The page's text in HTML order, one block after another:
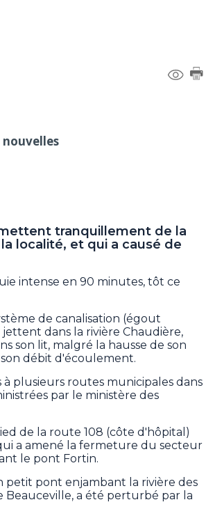
nouvelles
tranquillement de la
localité, et qui a causé de
intense en 90 minutes, tôt ce
de canalisation (égout
dans la rivière Chaudière,
son lit, malgré la hausse de son
débit d'écoulement.
plusieurs routes municipales dans
par le ministère des
de la route 108 (côte d'hôpital)
a amené la fermeture du secteur
le pont Fortin.
pont enjambant la rivière des
Beauceville, a été perturbé par la